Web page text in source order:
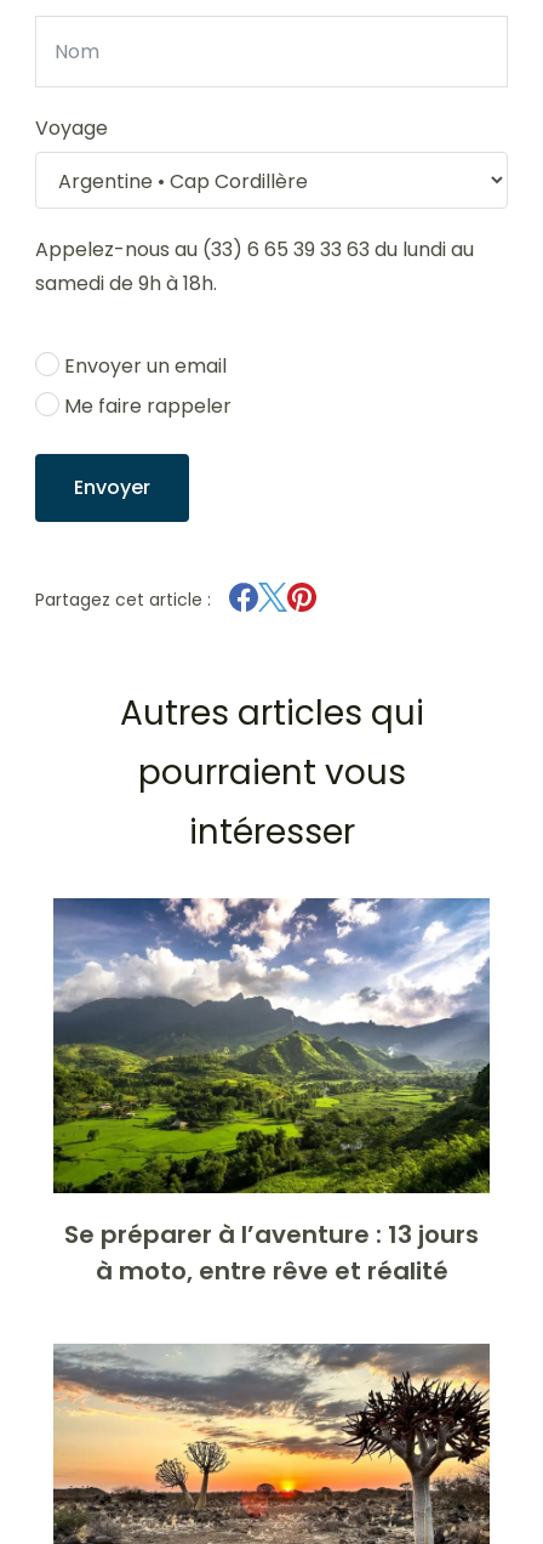
Voyage
Appelez-nous au (33) 6 65 39 33 63 du lundi au
samedi de 9h à 18h.
Envoyer un email
Me faire rappeler
Envoyer
Partagez cet article :
Autres articles qui
pourraient vous
intéresser
Se préparer à l’aventure : 13 jours
à moto, entre rêve et réalité